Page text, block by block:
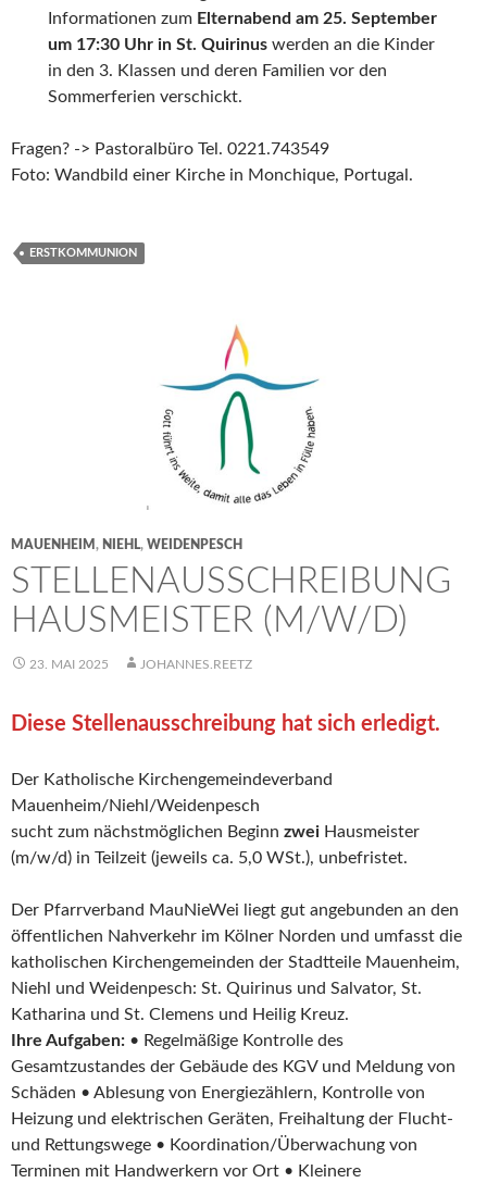
Informationen zum Elternabend am 25. September
um 17:30 Uhr in St. Quirinus werden an die Kinder
in den 3. Klassen und deren Familien vor den
Sommerferien verschickt.
Fragen? -> Pastoralbüro Tel. 0221.743549
Foto: Wandbild einer Kirche in Monchique, Portugal.
ERSTKOMMUNION
MAUENHEIM , NIEHL, WEIDENPESCH
STELLENAUSSCHREIBUNG
HAUSMEISTER (M/W/D)
23. MAI 2025 JOHANNES.REETZ
Diese Stellenausschreibung hat sich erledigt.
Der Katholische Kirchengemeindeverband
Mauenheim/Niehl/Weidenpesch
sucht zum nächstmöglichen Beginn zwei Hausmeister
(m/w/d) in Teilzeit (jeweils ca. 5,0 WSt.), unbefristet.
Der Pfarrverband MauNieWei liegt gut angebunden an den
öffentlichen Nahverkehr im Kölner Norden und umfasst die
katholischen Kirchengemeinden der Stadtteile Mauenheim,
Niehl und Weidenpesch: St. Quirinus und Salvator, St.
Katharina und St. Clemens und Heilig Kreuz.
Ihre Aufgaben: • Regelmäßige Kontrolle des
Gesamtzustandes der Gebäude des KGV und Meldung von
Schäden • Ablesung von Energiezählern, Kontrolle von
Heizung und elektrischen Geräten, Freihaltung der Flucht-
und Rettungswege • Koordination/Überwachung von
Terminen mit Handwerkern vor Ort • Kleinere